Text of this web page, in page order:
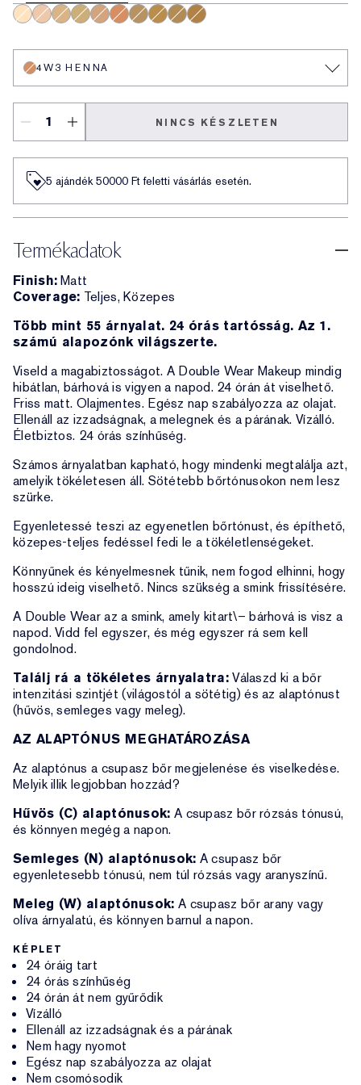
4W3 HENNA
NINCS KÉSZLETEN
5 ajándék 50000​ Ft feletti vásárlás esetén.
Termékadatok
Finish:Matt
Coverage: Teljes, Közepes
Több mint 55 árnyalat. 24 órás tartósság. Az 1.
számú alapozónk világszerte.
Viseld a magabiztosságot. A Double Wear Makeup mindig
hibátlan, bárhová is vigyen a napod. 24 órán át viselhető.
Friss matt. Olajmentes. Egész nap szabályozza az olajat.
Ellenáll az izzadságnak, a melegnek és a párának. Vízálló.
Életbiztos. 24 órás színhűség.
Számos árnyalatban kapható, hogy mindenki megtalálja azt,
amelyik tökéletesen áll. Sötétebb bőrtónusokon nem lesz
szürke.
Egyenletessé teszi az egyenetlen bőrtónust, és építhető,
közepes-teljes fedéssel fedi le a tökéletlenségeket.
Könnyűnek és kényelmesnek tűnik, nem fogod elhinni, hogy
hosszú ideig viselhető. Nincs szükség a smink frissítésére.
A Double Wear az a smink, amely kitart\– bárhová is visz a
napod. Vidd fel egyszer, és még egyszer rá sem kell
gondolnod.
Találj rá a tökéletes árnyalatra:Válaszd ki a bőr
intenzitási szintjét (világostól a sötétig) és az alaptónust
(hűvös, semleges vagy meleg).
AZ ALAPTÓNUS MEGHATÁROZÁSA
Az alaptónus a csupasz bőr megjelenése és viselkedése.
Melyik illik legjobban hozzád?
Hűvös (C) alaptónusok: A csupasz bőr rózsás tónusú,
és könnyen megég a napon.
Semleges (N) alaptónusok: A csupasz bőr
egyenletesebb tónusú, nem túl rózsás vagy aranyszínű.
Meleg (W) alaptónusok: A csupasz bőr arany vagy
olíva árnyalatú, és könnyen barnul a napon.
KÉPLET
24 óráig tart
24 órás színhűség
24 órán át nem gyűrődik
Vízálló
Ellenáll az izzadságnak és a párának
Nem hagy nyomot
Egész nap szabályozza az olajat
Nem csomósodik